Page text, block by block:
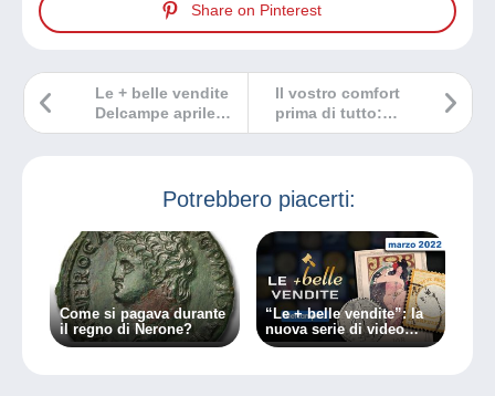
Share on Pinterest
Il vostro comfort
prima di tutto:
navigazione
Le + belle vendite
Delcampe aprile
2025
Potrebbero piacerti:
Come si pagava durante
il regno di Nerone?
“Le + belle vendite”: la
nuova serie di video
Delcampe